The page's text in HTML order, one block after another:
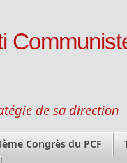
de sa direction
Congrès du PCF